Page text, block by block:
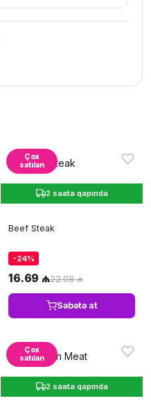
Çox
satılan
2 saata qapında
Beef Steak
-24%
16.69 ₼22.08 ₼
Səbətə at
Çox
satılan
2 saata qapında